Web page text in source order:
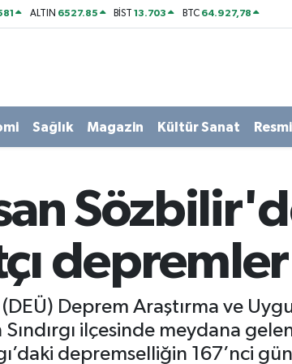
ALTIN 6527.85 BİST13.703 BTC 64.927,78
Sağlık Magazin Kültür Sanat
Deprem Araştırma ve
Sındırgı ilçesinde meydana
depremselliğin 167’nci